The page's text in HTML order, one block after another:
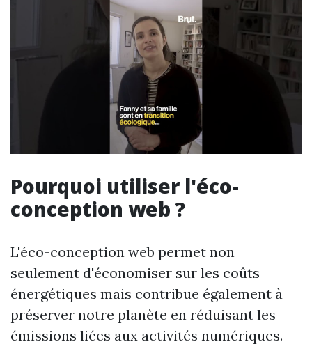
Pourquoi utiliser l'éco-
conception web ?
L'éco-conception web permet non
seulement d'économiser sur les coûts
énergétiques mais contribue également à
préserver notre planète en réduisant les
émissions liées aux activités numériques.